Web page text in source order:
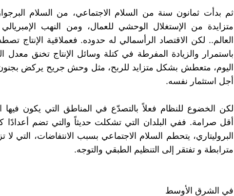
ثم بدأت ثمانون سنة من السلام الاجتماعي، من السلام
متزايدة من الإستغلال الوحشي للعمال، ومن النهب
العالم.. لكن الاقتصاد الرأسمالي له حدوده. فعملاقية الإنتاج
باستمرار والزيادة المفرطة في كتلة وسائل الإنتاج تخنق معدل
اليوم، متعطش بشكل متزايد للربح، مثل وحش جريح يركض
أجل استثمار نفسه.
لكن الخضوع للنظام فعلاً بالتصدّع في المناطق التي يكون فيها
أقل صرامة. ففي البلدان التي تشكلت حديثاً والتي تضم أعدادًا
البروليتاري، يتحطم السلام الاجتماعي بسبب الانتفاضات، التي لا
مترابطة و تفتقر إلى التنظيم الطبقي والتوجه.
في الشرق الأوسط